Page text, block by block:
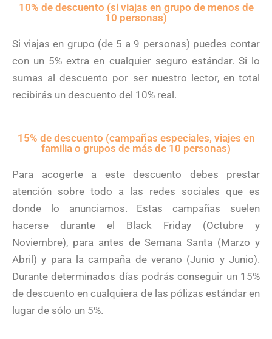
10% de descuento (si viajas en grupo de menos de
10 personas)
Si viajas en grupo (de 5 a 9 personas) puedes contar
con un 5% extra en cualquier seguro estándar. Si lo
sumas al descuento por ser nuestro lector, en total
recibirás un descuento del 10% real.
15% de descuento (campañas especiales​, viajes en
familia o grupos de más de 10 personas)
Para acogerte a este descuento debes prestar
atención sobre todo a las redes sociales que es
donde lo anunciamos. Estas campañas suelen
hacerse durante el Black Friday (Octubre y
Noviembre), para antes de Semana Santa (Marzo y
Abril) y para la campaña de verano (Junio y Junio).
Durante determinados días podrás conseguir un 15%
de descuento en cualquiera de las pólizas estándar en
lugar de sólo un 5%.